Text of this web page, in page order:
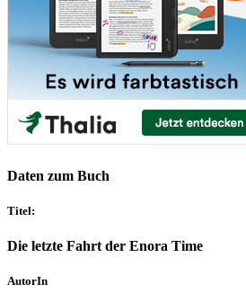
Daten zum Buch
Titel:
Die letzte Fahrt der Enora Time
AutorIn